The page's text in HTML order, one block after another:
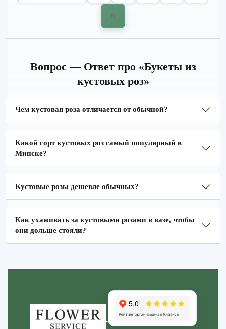
6
Вопрос — Ответ про «Букеты из
кустовых роз»
Чем кустовая роза отличается от обычной?
Какой сорт кустовых роз самый популярный в
Минске?
Кустовые розы дешевле обычных?
Как ухаживать за кустовыми розами в вазе, чтобы
они дольше стояли?